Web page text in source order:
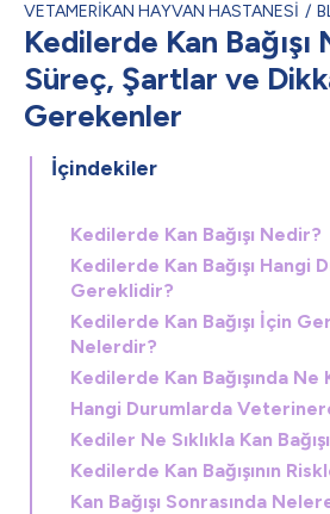
VETAMERİKAN HAYVAN HASTANESİ
Kedilerde Kan Bağışı
Süreç, Şartlar ve
Gerekenler
İçindekiler
Kedilerde Kan Bağışı Nedir?
Kedilerde Kan Bağışı Hangi
Gereklidir?
Kedilerde Kan Bağışı İçin
Nelerdir?
Kedilerde Kan Bağışında Ne
Hangi Durumlarda
Kediler Ne Sıklıkla Kan
Kedilerde Kan Bağışının
Kan Bağışı Sonrasında